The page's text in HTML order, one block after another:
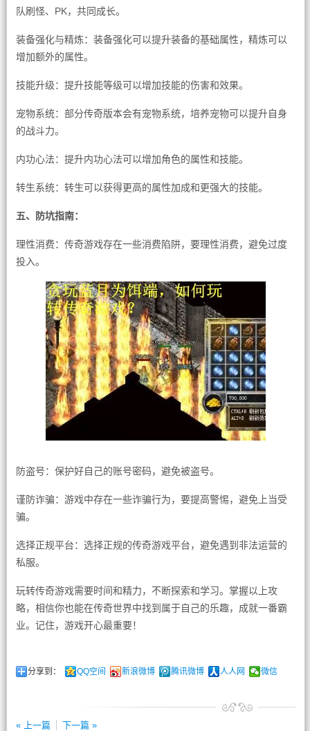
队刷怪、PK，共同成长。
装备强化与精炼：装备强化可以提升装备的基础属性，精炼可以
增加额外的属性。
技能升级：提升技能等级可以增加技能的伤害和效果。
宠物系统：部分传奇版本会有宠物系统，培养宠物可以提升自身
的战斗力。
内功心法：提升内功心法可以增加角色的属性和技能。
转生系统：转生可以获得更高的属性加成和更强大的技能。
五、防坑指南：
理性消费：传奇游戏存在一些消费陷阱，要理性消费，避免过度
投入。
防盗号：保护好自己的账号密码，避免被盗号。
谨防诈骗：游戏中存在一些诈骗行为，要提高警惕，避免上当受
骗。
选择正规平台：选择正规的传奇游戏平台，避免遇到非法运营的
私服。
玩转传奇游戏需要时间和精力，不断探索和学习。掌握以上攻
略，相信你也能在传奇世界中找到属于自己的乐趣，成就一番霸
业。记住，游戏开心最重要！
分享到： QQ空间 新浪微博 腾讯微博 人人网 微信
« 上一篇
下一篇 »